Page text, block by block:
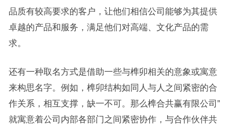
品质有较高要求的客户，让他们相信公司能够为其提供
卓越的产品和服务，满足他们对高端、文化产品的需
求。
还有一种取名方式是借助一些与榫卯相关的意象或寓意
来构思名字。例如，榫卯结构如同人与人之间紧密的合
作关系，相互支撑，缺一不可。那么榫合共赢有限公司”
就寓意着公司内部各部门之间紧密协作，与合作伙伴共